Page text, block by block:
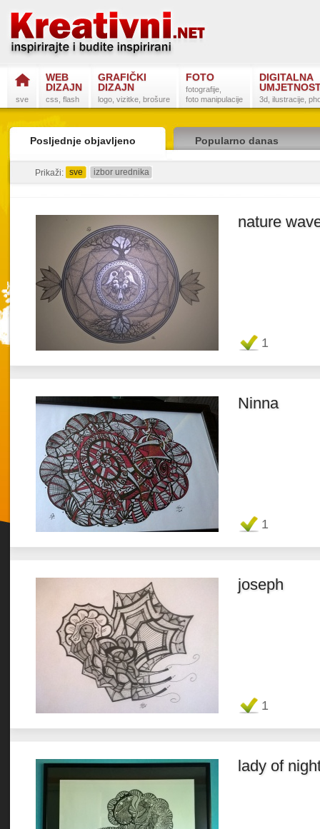
sve
WEB
DIZAJN
css, flash
GRAFIČKI
DIZAJN
logo, vizitke, brošure
FOTO
fotografije,
foto manipulacije
DIGITALNA
3d, ilustracije,
Posljednje objavljeno Popularno danas
Prikaži: sve izbor urednika
nature
Favorit 1
Ninna
Favorit 1
joseph
Favorit 1
lady of
Twitter